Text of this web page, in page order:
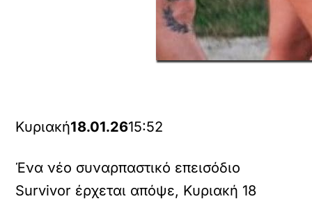
Κυριακή18.01.2615:52
Ένα νέο συναρπαστικό επεισόδιο
Survivor έρχεται απόψε, Κυριακή 18